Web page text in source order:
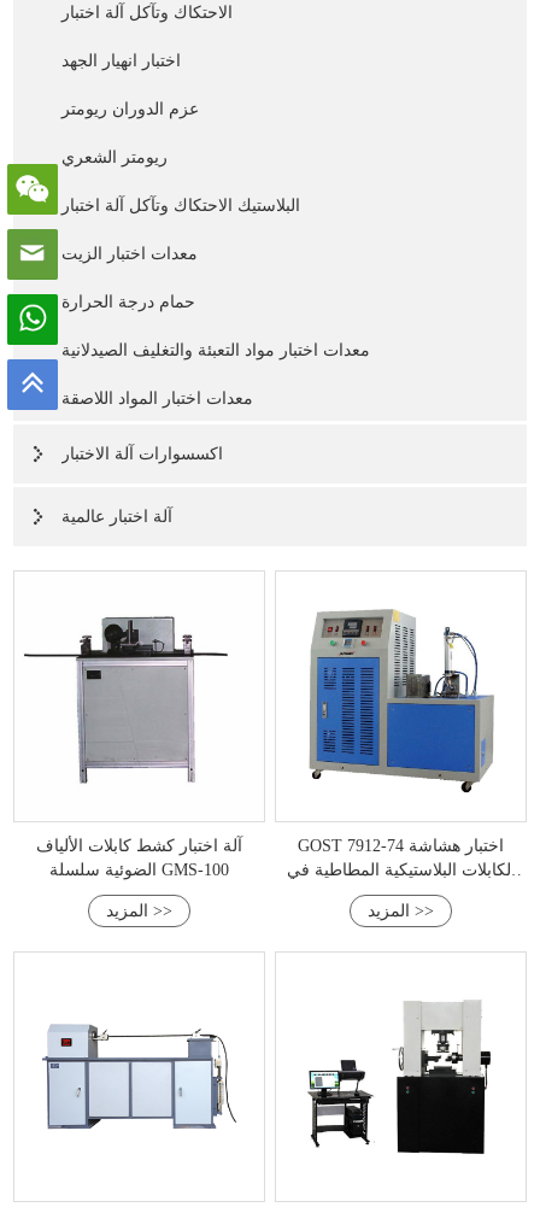
الاحتكاك وتآكل آلة اختبار
اختبار انهيار الجهد
عزم الدوران ريومتر
ريومتر الشعري
البلاستيك الاحتكاك وتآكل آلة اختبار
معدات اختبار الزيت
حمام درجة الحرارة
معدات اختبار مواد التعبئة والتغليف الصيدلانية
معدات اختبار المواد اللاصقة
اكسسوارات آلة الاختبار
آلة اختبار عالمية
آلة اختبار كشط كابلات الألياف
الضوئية سلسلة GMS-100
المزيد >>
GOST 7912-74 اختبار هشاشة
الكابلات البلاستيكية المطاطية في
درجات الحرارة المنخفضة
المزيد >>